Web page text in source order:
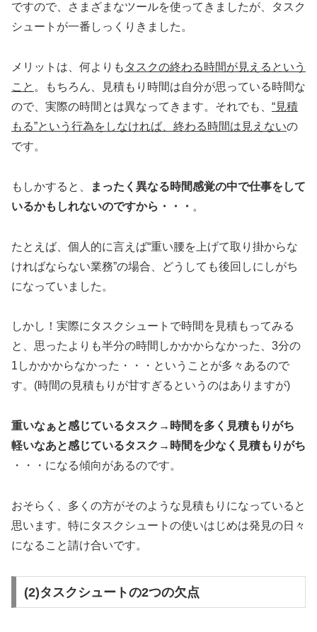
ですので、さまざまなツールを使ってきましたが、タスク
シュートが一番しっくりきました。
メリットは、何よりも タスクの終わる時間が見えるという
こと 。もちろん、見積もり時間は自分が思っている時間な
ので、実際の時間とは異なってきます。それでも、 “見積
もる”という行為をしなければ、終わる時間は見えないの
です。
もしかすると、
まったく異なる時間感覚の中で仕事をして
いるかもしれないのですから・・・ 。
たとえば、個人的に言えば“重い腰を上げて取り掛からな
ければならない業務”の場合、どうしても後回しにしがち
になっていました。
しかし！実際にタスクシュートで時間を見積もってみる
と、思ったよりも半分の時間しかかからなかった、3分の
1しかかからなかった・・・ということが多々あるので
す。(時間の見積もりが甘すぎるというのはありますが)
重いなぁと感じているタスク→時間を多く見積もりがち
軽いなあと感じているタスク→時間を少なく見積もりがち
・・・になる傾向があるのです。
おそらく、多くの方がそのような見積もりになっていると
思います。特にタスクシュートの使いはじめは発見の日々
になること請け合いです。
(2)タスクシュートの2つの欠点